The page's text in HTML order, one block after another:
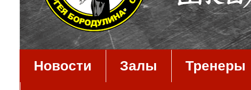
Новости Залы Тренеры